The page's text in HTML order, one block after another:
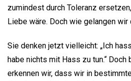
zumindest durch Toleranz
Liebe wäre. Doch wie gelangen wir
Sie denken jetzt vielleicht: „Ich
habe nichts mit Hass zu tun.“ Doch
erkennen wir, dass wir in